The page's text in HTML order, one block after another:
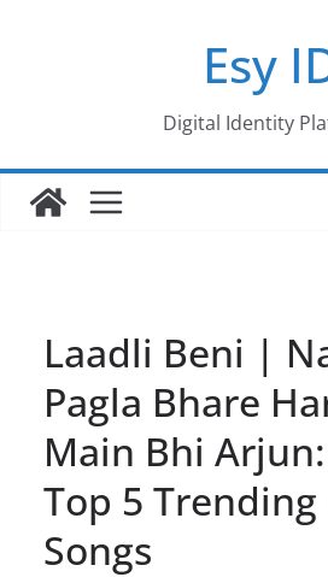
Esy
Digital Identity
Laadli Beni |
Pagla Bhare
Main Bhi
Top 5
Songs